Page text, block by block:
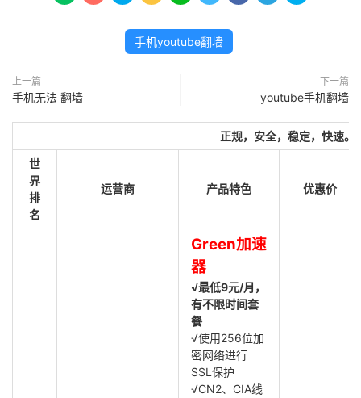
手机youtube翻墙
上一篇
手机无法 翻墙
下一篇
youtube手机翻墙
正规，安全，稳定，快速。
世
界
排
名
运营商 产品特色 优惠价
Green加速
器
√最低9元/月，
有不限时间套
餐
√使用256位加
密网络进行
SSL保护
√CN2、CIA线